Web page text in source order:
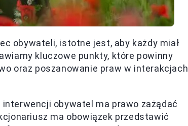
obywateli, istotne jest, aby każdy miał
kluczowe punkty, które powinny
oraz poszanowanie praw w interakcjach
interwencji obywatel ma prawo zażądać
ma obowiązek przedstawić